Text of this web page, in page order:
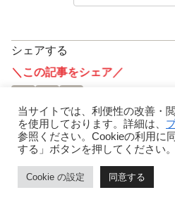
シェアする
＼この記事をシェア／
駿河 晴星（Suruga Sei）をフ
当サイトでは、利便性の改善・
を使用しております。詳細は、
参照ください。Cookieの利用に
する」ボタンを押してください。
Cookie の設定 同意する